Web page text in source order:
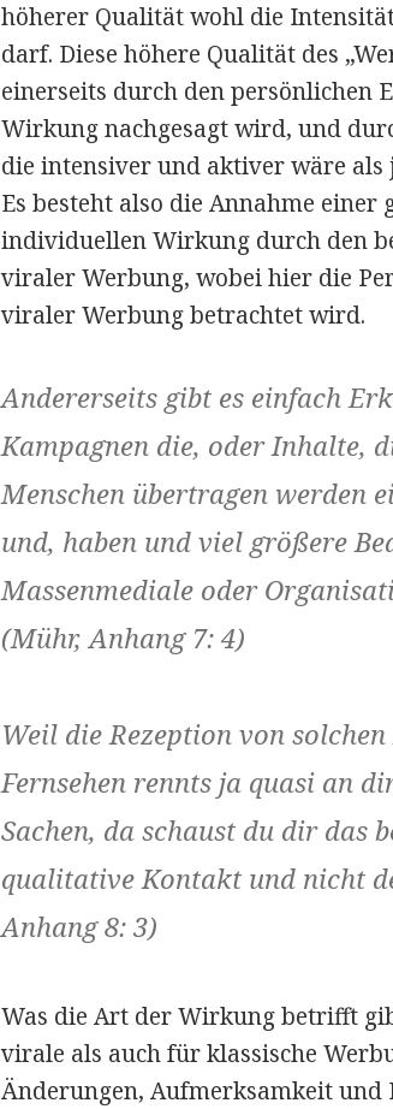
höherer Qualität wohl die
darf. Diese höhere Qualität des
einerseits durch den persönlichen
Wirkung nachgesagt wird, und
die intensiver und aktiver wäre als
Es besteht also die Annahme
individuellen Wirkung durch den
viraler Werbung, wobei hier die
viraler Werbung betrachtet wird.
Andererseits gibt es einfach
Kampagnen die, oder Inhalte,
Menschen übertragen werden
und, haben und viel größere
Massenmediale oder
(Mühr, Anhang 7: 4)
Weil die Rezeption von
Fernsehen rennts ja quasi an
Sachen, da schaust du dir das
qualitative Kontakt und nicht
Anhang 8: 3)
Was die Art der Wirkung betrifft
virale als auch für klassische
Änderungen, Aufmerksamkeit und